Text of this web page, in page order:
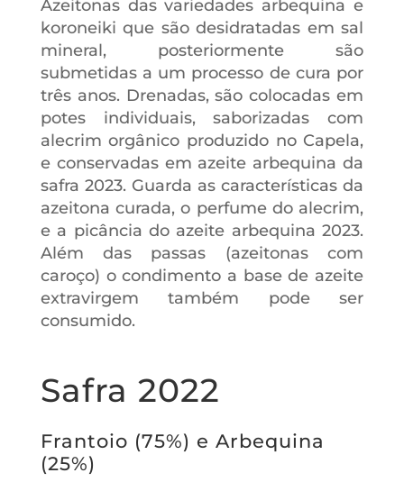
Azeitonas das variedades arbequina e
koroneiki que são desidratadas em sal
mineral, posteriormente são
submetidas a um processo de cura por
três anos. Drenadas, são colocadas em
potes individuais, saborizadas com
alecrim orgânico produzido no Capela,
e conservadas em azeite arbequina da
safra 2023. Guarda as características da
azeitona curada, o perfume do alecrim,
e a picância do azeite arbequina 2023.
Além das passas (azeitonas com
caroço) o condimento a base de azeite
extravirgem também pode ser
consumido.
Safra 2022
Frantoio (75%) e Arbequina
(25%)